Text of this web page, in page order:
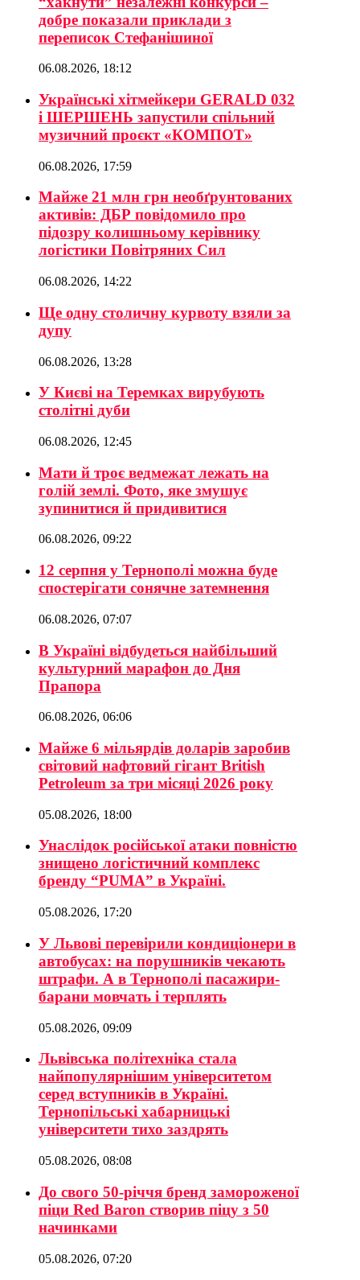
добре показали приклади з
переписок Стефанішиної
06.08.2026, 18:12
Українські хітмейкери GERALD 032
і ШЕРШЕНЬ запустили спільний
музичний проєкт «КОМПОТ»
06.08.2026, 17:59
Майже 21 млн грн необґрунтованих
активів: ДБР повідомило про
підозру колишньому керівнику
логістики Повітряних Сил
06.08.2026, 14:22
Ще одну столичну курвоту взяли за
дупу
06.08.2026, 13:28
У Києві на Теремках вирубують
столітні дуби
06.08.2026, 12:45
Мати й троє ведмежат лежать на
голій землі. Фото, яке змушує
зупинитися й придивитися
06.08.2026, 09:22
12 серпня у Тернополі можна буде
спостерігати сонячне затемнення
06.08.2026, 07:07
В Україні відбудеться найбільший
культурний марафон до Дня
Прапора
06.08.2026, 06:06
Майже 6 мільярдів доларів заробив
світовий нафтовий гігант British
Petroleum за три місяці 2026 року
05.08.2026, 18:00
Унаслідок російської атаки повністю
знищено логістичний комплекс
бренду “PUMA” в Україні.
05.08.2026, 17:20
У Львові перевірили кондиціонери в
автобусах: на порушників чекають
штрафи. А в Тернополі пасажири-
барани мовчать і терплять
05.08.2026, 09:09
Львівська політехніка стала
найпопулярнішим університетом
серед вступників в Україні.
Тернопільські хабарницькі
університети тихо заздрять
05.08.2026, 08:08
До свого 50-річчя бренд замороженої
піци Red Baron створив піцу з 50
начинками
05.08.2026, 07:20